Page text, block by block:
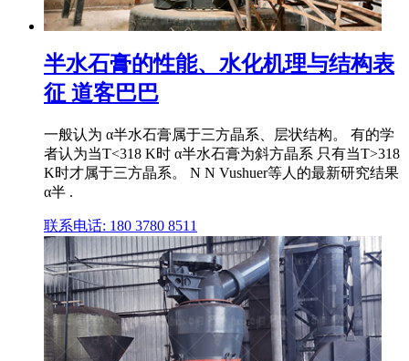
半水石膏的性能、水化机理与结构表
征 道客巴巴
一般认为 α半水石膏属于三方晶系、层状结构。 有的学
者认为当T<318 K时 α半水石膏为斜方晶系 只有当T>318
K时才属于三方晶系。 N N Vushuer等人的最新研究结果
α半 .
联系电话: 180 3780 8511